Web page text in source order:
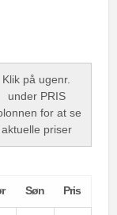
Klik på ugenr.
under PRIS
for at se
aktuelle priser
Søn Pris